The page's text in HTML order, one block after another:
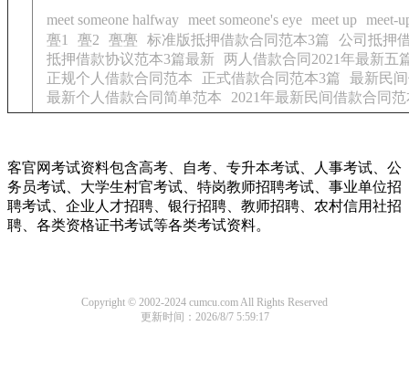
meet someone halfway meet someone's eye meet up meet-
亹1
亹2 亹亹 标准版抵押借款合同范本3篇
公司抵押
抵押借款协议范本3篇最新
两人借款合同2021年最新五
正规个人借款合同范本
正式借款合同范本3篇
最新民
最新个人借款合同简单范本
2021年最新民间借款合同
客官网考试资料包含高考、自考、专升本考试、人事考试、公
务员考试、大学生村官考试、特岗教师招聘考试、事业单位招
聘考试、企业人才招聘、银行招聘、教师招聘、农村信用社招
聘、各类资格证书考试等各类考试资料。
Copyright © 2002-2024 cumcu.com All Rights Reserved
更新时间：2026/8/7 5:59:17